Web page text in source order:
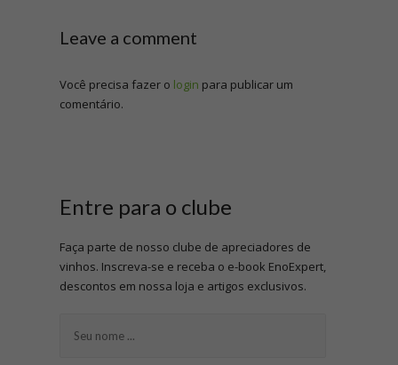
Leave a comment
Você precisa fazer o login para publicar um
comentário.
Entre para o clube
Faça parte de nosso clube de apreciadores de
vinhos. Inscreva-se e receba o e-book EnoExpert,
descontos em nossa loja e artigos exclusivos.